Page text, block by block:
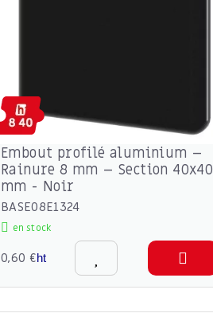
Embout profilé aluminium –
Rainure 8 mm – Section 40x40
mm - Noir
BASE08E1324
en stock
0,60 €ht